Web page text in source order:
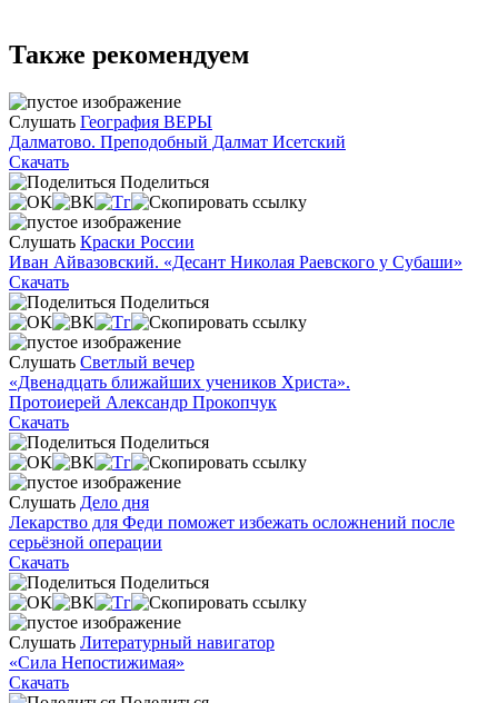
Также рекомендуем
Слушать География ВЕРЫ
Далматово. Преподобный Далмат Исетский
Скачать
Поделиться
Слушать Краски России
Иван Айвазовский. «Десант Николая Раевского у Субаши»
Скачать
Поделиться
Слушать Светлый вечер
«Двенадцать ближайших учеников Христа».
Протоиерей Александр Прокопчук
Скачать
Поделиться
Слушать Дело дня
Лекарство для Феди поможет избежать осложнений после
серьёзной операции
Скачать
Поделиться
Слушать Литературный навигатор
«Сила Непостижимая»
Скачать